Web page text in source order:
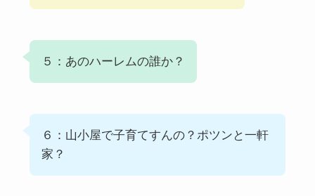
５：あのハーレムの誰か？
６：山小屋で子育てすんの？ポツンと一軒
家？